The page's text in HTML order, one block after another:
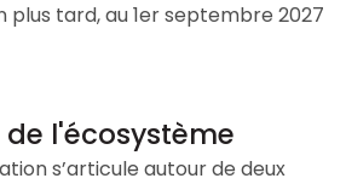
plus tard, au 1er septembre 2027
de l'écosystème
s’articule autour de deux